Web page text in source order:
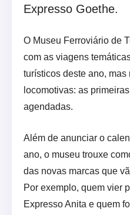
Expresso Goethe.
O Museu Ferroviário de
com as viagens
turísticos deste ano, mas
locomotivas: as
agendadas.
Além de anunciar o
ano, o museu trouxe
das novas marcas que
Por exemplo, quem vier
Expresso Anita e quem